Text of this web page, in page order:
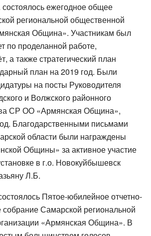
состоялось ежегодное общее
региональной общественной
Община». Участникам был
по проделанной работе,
а также стратегический план
план на 2019 год. Были
на посты Руководителя
и Волжского районного
СР ОО «Армянская Община»,
Благодарственными письмами
области были награждены
Общины» за активное участие
в г.о. Новокуйбышевск
Л.Б.
Пятое-юбилейное отчетно-
Самарской региональной
«Армянская Община». В